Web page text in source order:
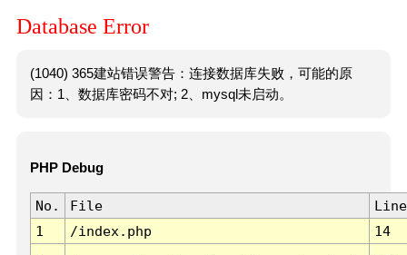
Database Error
(1040) 365建站错误警告：连接数据库失败，可能的原
因：1、数据库密码不对; 2、mysql未启动。
PHP Debug
No. File
Line
1
/index.php 14